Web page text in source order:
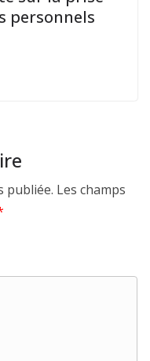
personnels
publiée. Les champs